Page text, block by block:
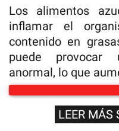
Los alimentos
inflamar el
contenido en
puede provocar
anormal, lo que
LEER MÁS